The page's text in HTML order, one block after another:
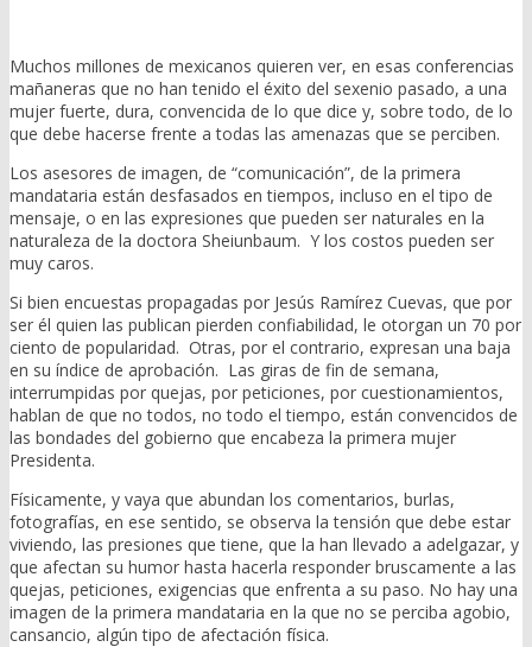
Muchos millones de mexicanos quieren ver, en esas conferencias
mañaneras que no han tenido el éxito del sexenio pasado, a una
mujer fuerte, dura, convencida de lo que dice y, sobre todo, de lo
que debe hacerse frente a todas las amenazas que se perciben.
Los asesores de imagen, de “comunicación”, de la primera
mandataria están desfasados en tiempos, incluso en el tipo de
mensaje, o en las expresiones que pueden ser naturales en la
naturaleza de la doctora Sheiunbaum. Y los costos pueden ser
muy caros.
Si bien encuestas propagadas por Jesús Ramírez Cuevas, que por
ser él quien las publican pierden confiabilidad, le otorgan un 70 por
ciento de popularidad. Otras, por el contrario, expresan una baja
en su índice de aprobación. Las giras de fin de semana,
interrumpidas por quejas, por peticiones, por cuestionamientos,
hablan de que no todos, no todo el tiempo, están convencidos de
las bondades del gobierno que encabeza la primera mujer
Presidenta.
Físicamente, y vaya que abundan los comentarios, burlas,
fotografías, en ese sentido, se observa la tensión que debe estar
viviendo, las presiones que tiene, que la han llevado a adelgazar, y
que afectan su humor hasta hacerla responder bruscamente a las
quejas, peticiones, exigencias que enfrenta a su paso. No hay una
imagen de la primera mandataria en la que no se perciba agobio,
cansancio, algún tipo de afectación física.